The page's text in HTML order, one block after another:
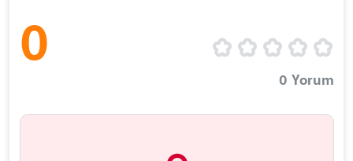
0
0 Yorum